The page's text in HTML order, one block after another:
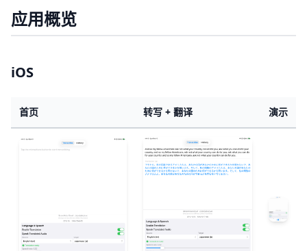
应用概览
iOS
首页 转写 + 翻译 演示